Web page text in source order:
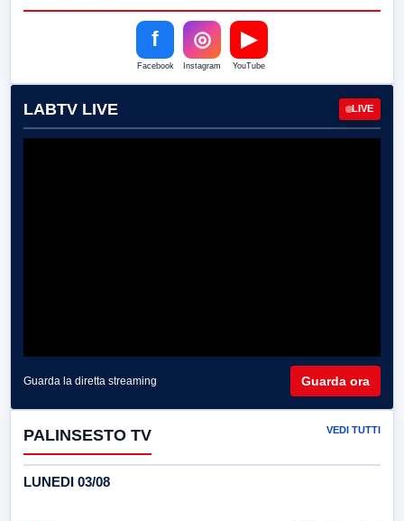
f
Facebook
◎
Instagram
▶
YouTube
LABTV LIVE LIVE
Guarda la diretta streaming Guarda ora
PALINSESTO TV VEDI TUTTI
LUNEDI 03/08